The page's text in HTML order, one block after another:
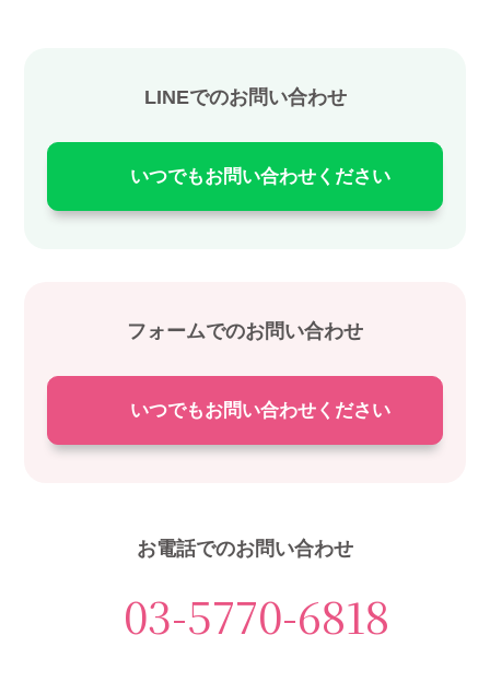
LINEでのお問い合わせ
いつでもお問い合わせください
フォームでのお問い合わせ
いつでもお問い合わせください
お電話でのお問い合わせ
03-5770-6818